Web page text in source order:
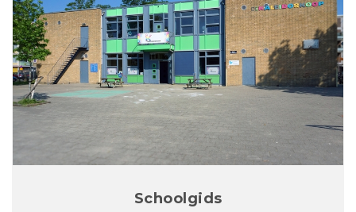
Schoolgids